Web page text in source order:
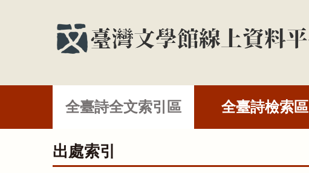
全臺詩全文索引區 全臺詩檢索區
出處索引